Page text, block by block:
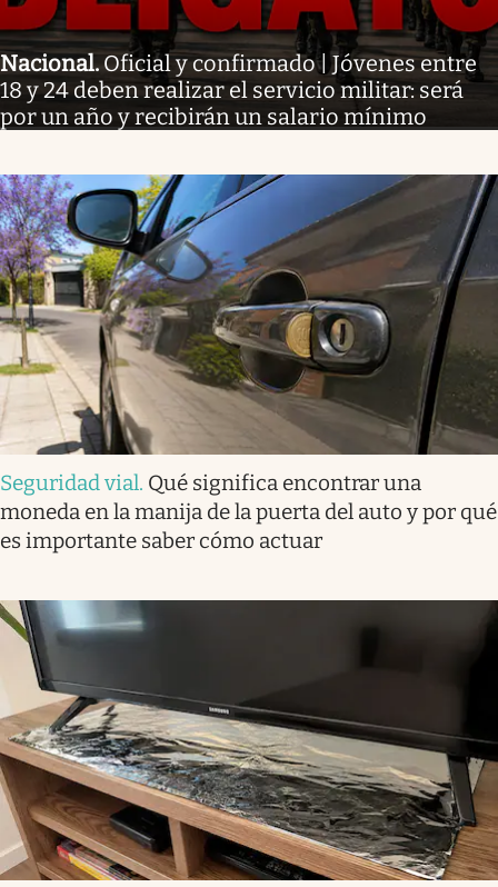
Nacional. Oficial y confirmado | Jóvenes entre
18 y 24 deben realizar el servicio militar: será
por un año y recibirán un salario mínimo
Seguridad vial. Qué significa encontrar una
moneda en la manija de la puerta del auto y por qué
es importante saber cómo actuar